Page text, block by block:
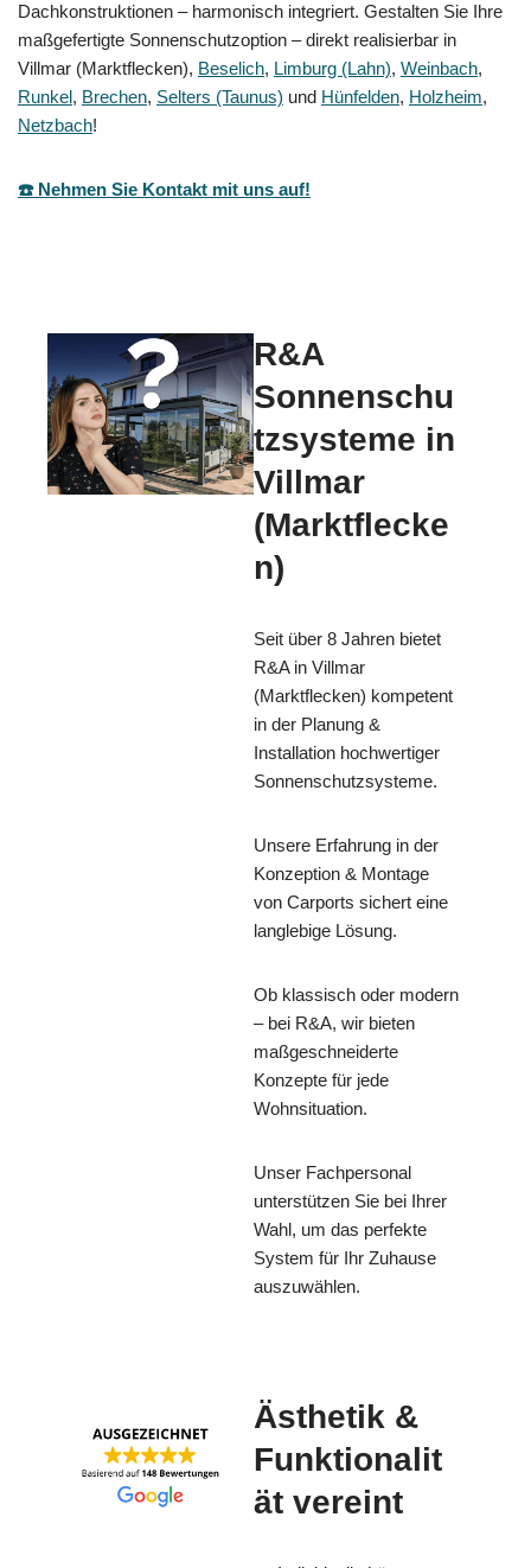
Dachkonstruktionen – harmonisch integriert. Gestalten Sie Ihre
maßgefertigte Sonnenschutzoption – direkt realisierbar in
Villmar (Marktflecken), Beselich, Limburg (Lahn), Weinbach,
Runkel, Brechen, Selters (Taunus) und Hünfelden, Holzheim,
Netzbach!
☎️ Nehmen Sie Kontakt mit uns auf!
R&A
Sonnenschu
tzsysteme in
Villmar
(Marktflecke
n)
Seit über 8 Jahren bietet
R&A in Villmar
(Marktflecken) kompetent
in der Planung &
Installation hochwertiger
Sonnenschutzsysteme.
Unsere Erfahrung in der
Konzeption & Montage
von Carports sichert eine
langlebige Lösung.
Ob klassisch oder modern
– bei R&A, wir bieten
maßgeschneiderte
Konzepte für jede
Wohnsituation.
Unser Fachpersonal
unterstützen Sie bei Ihrer
Wahl, um das perfekte
System für Ihr Zuhause
auszuwählen.
Ästhetik &
Funktionalit
ät vereint